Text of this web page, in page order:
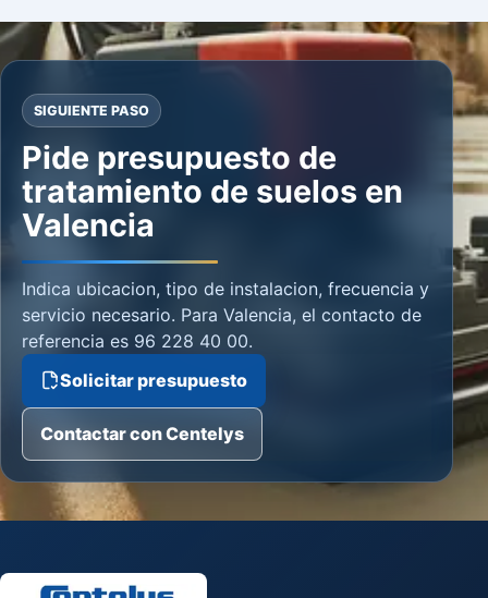
SIGUIENTE PASO
Pide presupuesto de
tratamiento de suelos en
Valencia
Indica ubicacion, tipo de instalacion, frecuencia y
servicio necesario. Para Valencia, el contacto de
referencia es 96 228 40 00.
Solicitar presupuesto
Contactar con Centelys